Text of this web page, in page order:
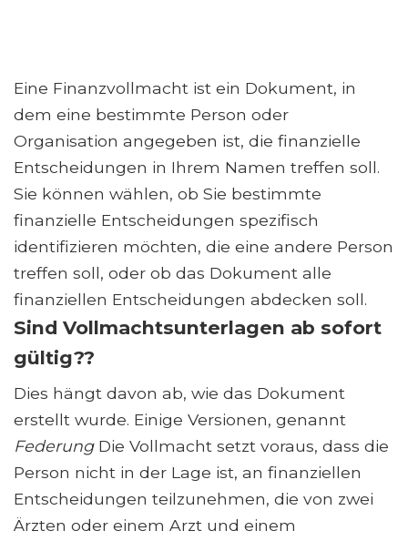
Eine Finanzvollmacht ist ein Dokument, in
dem eine bestimmte Person oder
Organisation angegeben ist, die finanzielle
Entscheidungen in Ihrem Namen treffen soll.
Sie können wählen, ob Sie bestimmte
finanzielle Entscheidungen spezifisch
identifizieren möchten, die eine andere Person
treffen soll, oder ob das Dokument alle
finanziellen Entscheidungen abdecken soll.
Sind Vollmachtsunterlagen ab sofort
gültig??
Dies hängt davon ab, wie das Dokument
erstellt wurde. Einige Versionen, genannt
FederungDie Vollmacht setzt voraus, dass die
Person nicht in der Lage ist, an finanziellen
Entscheidungen teilzunehmen, die von zwei
Ärzten oder einem Arzt und einem